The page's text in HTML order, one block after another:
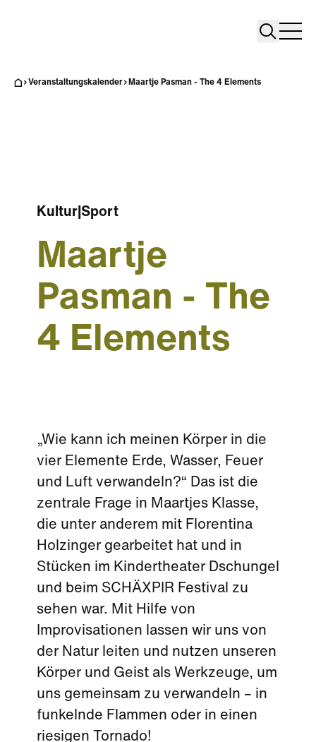
Search
Veranstaltungskalender Maartje Pasman - The 4 Elements
Kultur Sport
Maartje
Pasman - The
4 Elements
„Wie kann ich meinen Körper in die
vier Elemente Erde, Wasser, Feuer
und Luft verwandeln?“ Das ist die
zentrale Frage in Maartjes Klasse,
die unter anderem mit Florentina
Holzinger gearbeitet hat und in
Stücken im Kindertheater Dschungel
und beim SCHÄXPIR Festival zu
sehen war. Mit Hilfe von
Improvisationen lassen wir uns von
der Natur leiten und nutzen unseren
Körper und Geist als Werkzeuge, um
uns gemeinsam zu verwandeln – in
funkelnde Flammen oder in einen
riesigen Tornado!